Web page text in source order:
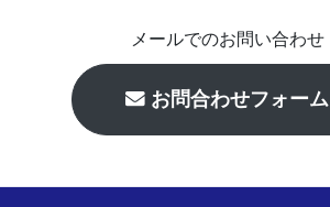
メールでのお問い合わせ
お問合わせフォーム